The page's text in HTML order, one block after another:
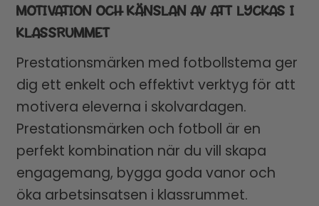
MOTIVATION OCH KÄNSLAN AV ATT LYCKAS I
KLASSRUMMET
Prestationsmärken med fotbollstema ger
dig ett enkelt och effektivt verktyg för att
motivera eleverna i skolvardagen.
Prestationsmärken och fotboll är en
perfekt kombination när du vill skapa
engagemang, bygga goda vanor och
öka arbetsinsatsen i klassrummet.